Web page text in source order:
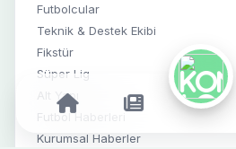
42
Futbolcular
Teknik & Destek Ekibi
Fikstür
Süper Lig
Alt Yapı
Futbol Haberleri
Kurumsal Haberler